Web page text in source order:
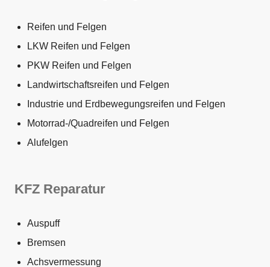
Reifen und Felgen
LKW Reifen und Felgen
PKW Reifen und Felgen
Landwirtschaftsreifen und Felgen
Industrie und Erdbewegungsreifen und Felgen
Motorrad-/Quadreifen und Felgen
Alufelgen
KFZ Reparatur
Auspuff
Bremsen
Achsvermessung